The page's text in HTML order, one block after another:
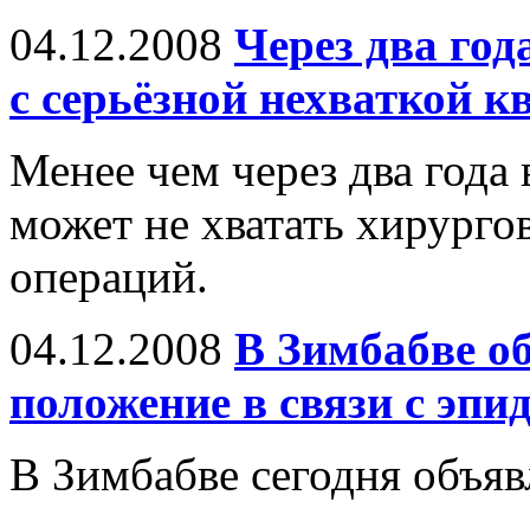
04.12.2008 Через два
с серьёзной нехваткой
Менее чем через два
может не хватать
операций.
04.12.2008 В Зимбабве
положение в связи с
В Зимбабве сегодня